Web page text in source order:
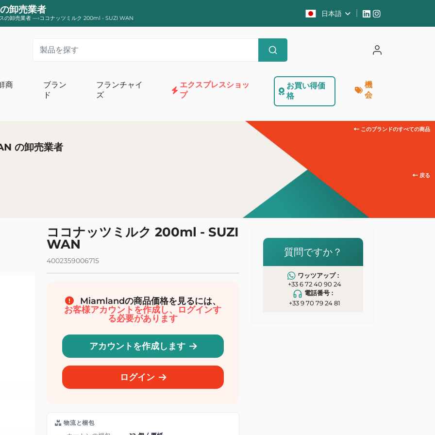
卸売業者
の卸売業者 —›ココナッツミルク 200ml - SUZI WAN
日本語
ーとクリーム
ル、ソース、調味料
ープとシチュー
存食とインスタントミール
オーガニックソーダ、ソフトドリンク、アイ
オーガニックベイビー
オーガニックベビーミール
オーガニックベビーミルクとシリアル
オーガニック育児と乳児衛生
コマース公平なバイオ
商
ブラン
ド
フランチャイ
ズ
エクスプレスショッ
プ
お買い得価
格
機
会
の卸売業者
このブランドのすべての商品
戻る
ココナッツミルク 200ml - SUZI
WAN
4002359006715
Miamlandの商品価格を見るには、
お客様アカウントを作成し、ログインす
る必要があります
アカウントを作成します
ログイン
物流と梱包
質問ですか？
ワッツアップ :
+33 6 72 40 90 24
電話番号 :
+33 9 70 79 24 81